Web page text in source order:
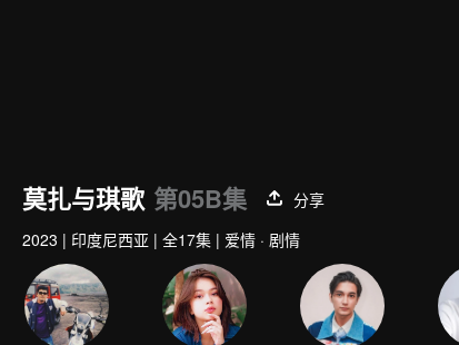
莫扎与琪歌 第05B集
分享
2023 | 印度尼西亚 | 全17集 | 爱情 · 剧情